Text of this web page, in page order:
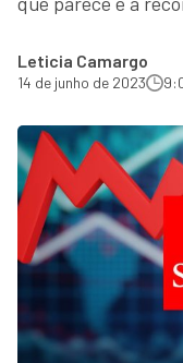
Leticia Camargo
14 de junho de 2023